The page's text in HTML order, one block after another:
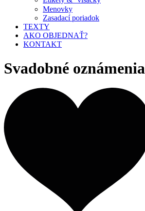
Menovky
Zasadací poriadok
TEXTY
AKO OBJEDNAŤ?
KONTAKT
Svadobné oznámenia